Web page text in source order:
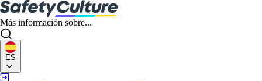
Más información sobre...
ES